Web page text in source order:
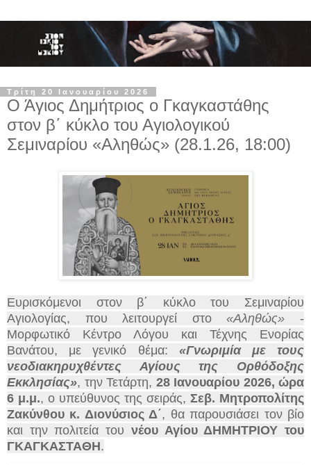
Τρίτη 20 Ιανουαρίου 2026
Ο Άγιος Δημήτριος ο Γκαγκαστάθης
στον β΄ κύκλο του Αγιολογικού
Σεμιναρίου «Αληθώς» (28.1.26, 18:00)
Ευρισκόμενοι στον β΄ κύκλο του Σεμιναρίου
Αγιολογίας, που λειτουργεί στο«Αληθώς» -
Μορφωτικό Κέντρο Λόγου και Τέχνης Ενορίας
Βανάτου, με γενικό θέμα: «Γνωριμία με τους
νεοδιακηρυχθέντες Αγίους της Ορθόδοξης
Εκκλησίας», την Τετάρτη, 28 Ιανουαρίου 2026, ώρα
6 μ.μ., ο υπεύθυνος της σειράς, Σεβ. Μητροπολίτης
Ζακύνθου κ. Διονύσιος Δ΄, θα παρουσιάσει τον βίο
και την πολιτεία του νέου Αγίου ΔΗΜΗΤΡΙΟΥ του
ΓΚΑΓΚΑΣΤΑΘΗ.